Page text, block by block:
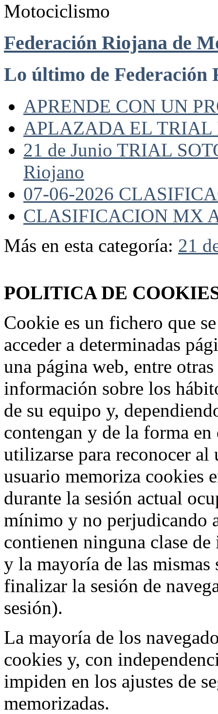
Federación Riojana de
Lo último de Federación
APRENDE CON UN
APLAZADA EL TRIAL
21 de Junio TRIAL
Riojano
07-06-2026
CLASIFICACION MX
Más en esta categoría: 21
POLITICA DE
Cookie es un fichero que
acceder a determinadas
una página web, entre
información sobre los
de su equipo y,
contengan y de la forma
utilizarse para reconocer
usuario memoriza cookies
durante la sesión actual
mínimo y no perjudicando
contienen ninguna clase
y la mayoría de las
finalizar la sesión de
sesión).
La mayoría de los
cookies y, con
impiden en los ajustes de
memorizadas.